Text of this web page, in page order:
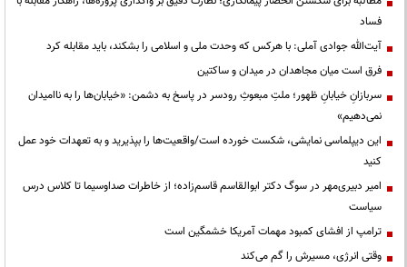
فساد
آیت‌الله جوادی آملی: با هرکس که وحدت ملی و اسلامی را بشکند، باید مقابله کرد
فرق است میان مجاهدان در میدان و ساکتین
سربازانِ خیابانِ ظهور؛ ملتِ مبعوثِ رودسر در پاسخ به دشمن: «خیابان‌ها را به ناامیدان
نمی‌دهیم»
این دیپلماسی نمایشی، شکست خورده است/واقعیت‌ها را بپذیرید و به تعهدات خود عمل
کنید
امیر دبیری‌مهر در سوگ دکتر ابوالقاسم قاسم‌زاده؛ از خاطرات صداوسیما تا کلاس درس
سیاست
ترامپ از افشای کمبود مهمات آمریکا خشمگین است
وقتی انرژی، مسیرش را گم می‌کند